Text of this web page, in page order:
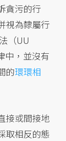
貪污的行
視為隸屬行
（UU
中，並沒有
的環環相
接或間接地
取相反的態